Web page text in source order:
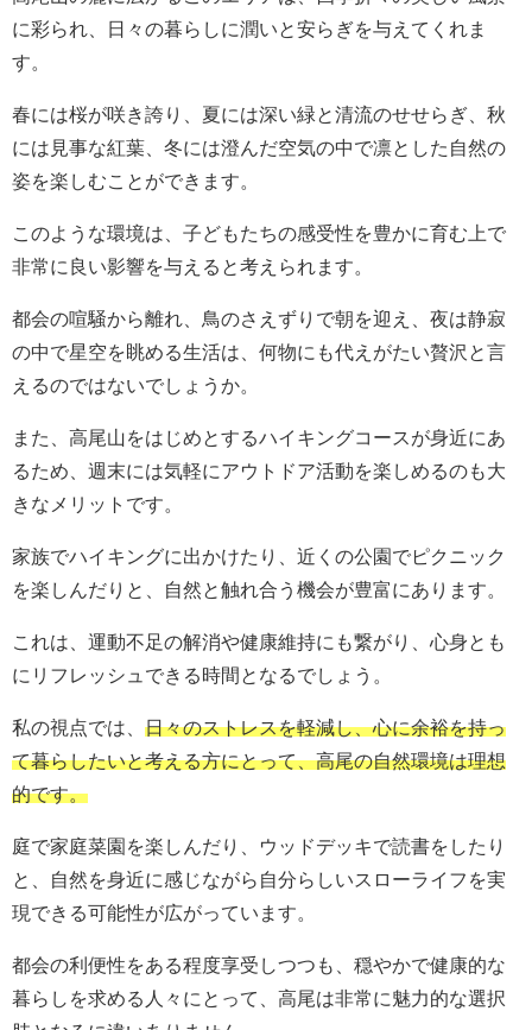
に彩られ、日々の暮らしに潤いと安らぎを与えてくれま
す。
春には桜が咲き誇り、夏には深い緑と清流のせせらぎ、秋
には見事な紅葉、冬には澄んだ空気の中で凛とした自然の
姿を楽しむことができます。
このような環境は、子どもたちの感受性を豊かに育む上で
非常に良い影響を与えると考えられます。
都会の喧騒から離れ、鳥のさえずりで朝を迎え、夜は静寂
の中で星空を眺める生活は、何物にも代えがたい贅沢と言
えるのではないでしょうか。
また、高尾山をはじめとするハイキングコースが身近にあ
るため、週末には気軽にアウトドア活動を楽しめるのも大
きなメリットです。
家族でハイキングに出かけたり、近くの公園でピクニック
を楽しんだりと、自然と触れ合う機会が豊富にあります。
これは、運動不足の解消や健康維持にも繋がり、心身とも
にリフレッシュできる時間となるでしょう。
私の視点では、 日々のストレスを軽減し、心に余裕を持っ
て暮らしたいと考える方にとって、高尾の自然環境は理想
的です。
庭で家庭菜園を楽しんだり、ウッドデッキで読書をしたり
と、自然を身近に感じながら自分らしいスローライフを実
現できる可能性が広がっています。
都会の利便性をある程度享受しつつも、穏やかで健康的な
暮らしを求める人々にとって、高尾は非常に魅力的な選択